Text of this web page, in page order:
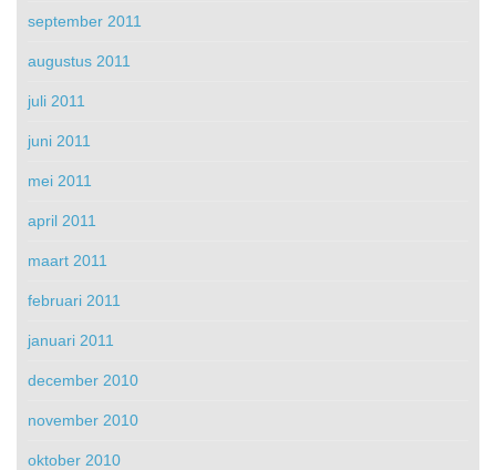
september 2011
augustus 2011
juli 2011
juni 2011
mei 2011
april 2011
maart 2011
februari 2011
januari 2011
december 2010
november 2010
oktober 2010